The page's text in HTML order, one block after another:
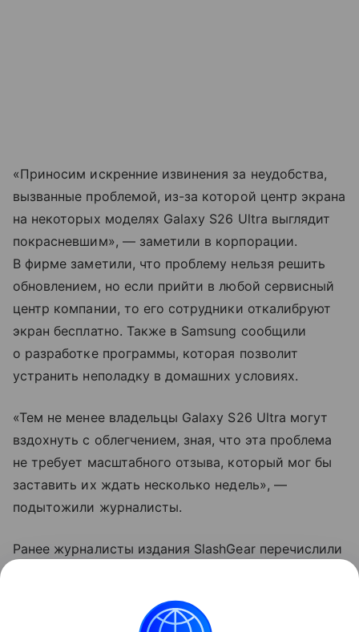
«Приносим искренние извинения за неудобства,
вызванные проблемой, из-за которой центр экрана
на некоторых моделях Galaxy S26 Ultra выглядит
покрасневшим», — заметили в корпорации.
В фирме заметили, что проблему нельзя решить
обновлением, но если прийти в любой сервисный
центр компании, то его сотрудники откалибруют
экран бесплатно. Также в Samsung сообщили
о разработке программы, которая позволит
устранить неполадку в домашних условиях.
«Тем не менее владельцы Galaxy S26 Ultra могут
вздохнуть с облегчением, зная, что эта проблема
не требует масштабного отзыва, который мог бы
заставить их ждать несколько недель», —
подытожили журналисты.
Ранее журналисты издания SlashGear перечислили
Google Pixel 8 и другие девайсы.